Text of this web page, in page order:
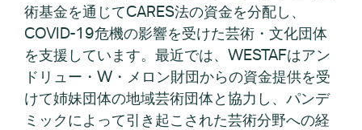
術基金を通じてCARES法の資金を分配し、
COVID-19危機の影響を受けた芸術・文化団体
を支援しています。最近では、WESTAFはアン
ドリュー・W・メロン財団からの資金提供を受
けて姉妹団体の地域芸術団体と協力し、パンデ
ミックによって引き起こされた芸術分野への経